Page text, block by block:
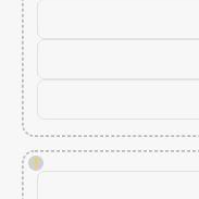
!